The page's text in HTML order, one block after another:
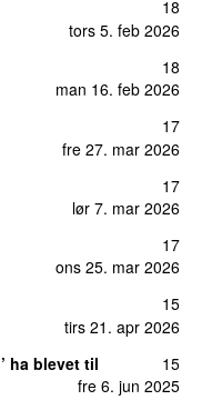
tors 5. feb 2026
18
man 16. feb 2026
18
fre 27. mar 2026
17
lør 7. mar 2026
17
ons 25. mar 2026
17
tirs 21. apr 2026
15
ha blevet til
fre 6. jun 2025
15